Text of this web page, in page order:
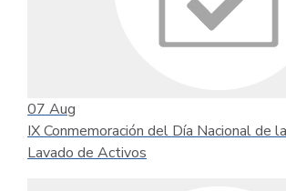
07 Aug
IX Conmemoración del Día Nacional de
Lavado de Activos